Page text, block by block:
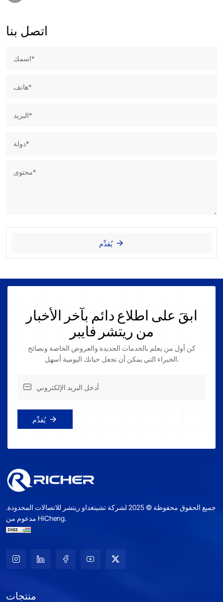
اتصل بنا
يُقدِّم
ابقَ على اطلاع دائم بآخر الأخبار
من ريتشر فايبر
كن أول من يعلم بالخدمات الجديدة والعروض الخاصة ونصائح
الخبراء التي يمكن أن تجعل حياتك اليومية أسهل.
يُقدِّم
جميع الحقوق محفوظة © 2025 لشركة تشينغداو ريتشر للاتصالات المحدودة.
مدعوم من HiCheng.
منتجات